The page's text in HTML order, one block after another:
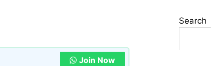
Join Now
Search